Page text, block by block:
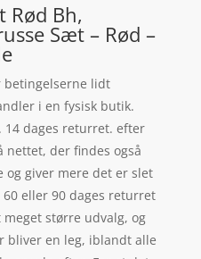
Rød Bh,
Sæt – Rød –
betingelserne lidt
i en fysisk butik.
14 dages returret. efter
der findes også
giver mere det er slet
eller 90 dages returret
større udvalg, og
bliver en leg, iblandt alle